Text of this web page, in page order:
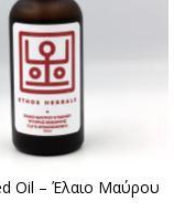
Oil – Έλαιο Μαύρου